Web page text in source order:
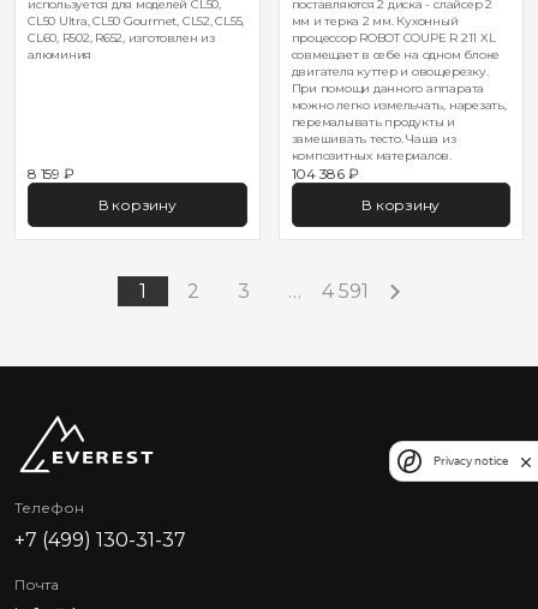
используется для моделей CL50,
CL50 Ultra, CL50 Gourmet, CL52, CL55,
CL60, R502, R652, изготовлен из
алюминия
8 159 ₽
В корзину
поставляются 2 диска - слайсер 2
мм и терка 2 мм. Кухонный
процессор ROBOT COUPE R 211 XL
совмещает в себе на одном блоке
двигателя куттер и овощерезку.
При помощи данного аппарата
можно легко измельчать, нарезать,
перемалывать продукты и
замешивать тесто. Чаша из
композитных материалов.
104 386 ₽
В корзину
1 2 3 … 4 591
Телефон
+7 (499) 130-31-37
Почта
Privacy notice